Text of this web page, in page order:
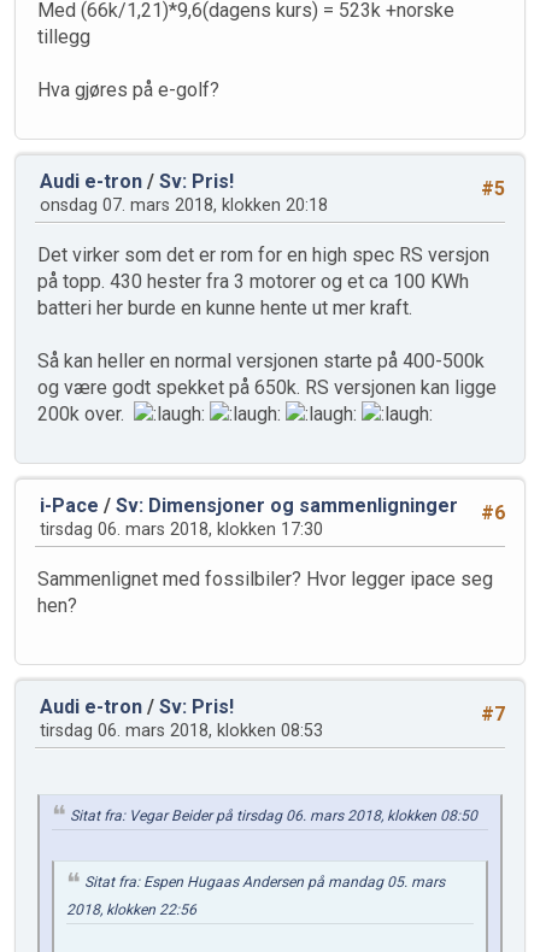
Med (66k/1,21)*9,6(dagens kurs) = 523k +norske
tillegg
Hva gjøres på e-golf?
#5
Audi e-tron / Sv: Pris!
onsdag 07. mars 2018, klokken 20:18
Det virker som det er rom for en high spec RS versjon
på topp. 430 hester fra 3 motorer og et ca 100 KWh
batteri her burde en kunne hente ut mer kraft.
Så kan heller en normal versjonen starte på 400-500k
og være godt spekket på 650k. RS versjonen kan ligge
200k over.
#6
i-Pace / Sv: Dimensjoner og sammenligninger
tirsdag 06. mars 2018, klokken 17:30
Sammenlignet med fossilbiler? Hvor legger ipace seg
hen?
#7
Audi e-tron / Sv: Pris!
tirsdag 06. mars 2018, klokken 08:53
Sitat fra: Vegar Beider på tirsdag 06. mars 2018, klokken 08:50
Sitat fra: Espen Hugaas Andersen på mandag 05. mars
2018, klokken 22:56